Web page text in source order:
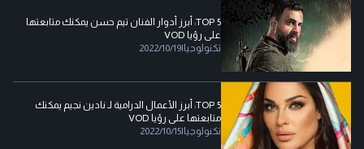
TOP 5: أبرز أدوار الفنان تيم حسن يمكنك متابعتها
على رؤيا VOD
تكنولوجيا |
2022/10/19
TOP 5: أبرز الأعمال الدرامية لـ نادين نجيم يمكنك
متابعتها على رؤيا VOD
تكنولوجيا |
2022/10/15